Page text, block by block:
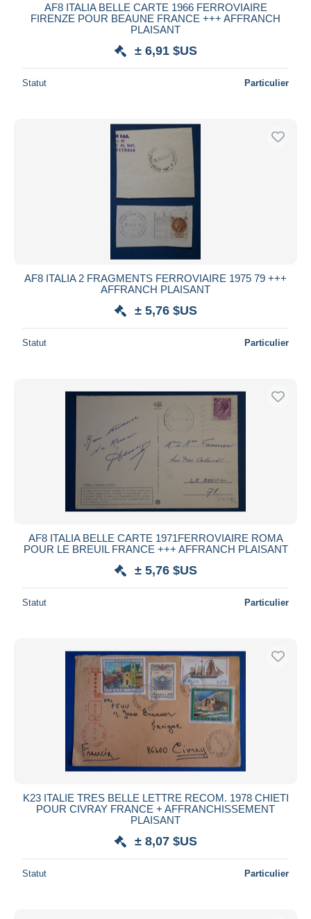
AF8 ITALIA BELLE CARTE 1966 FERROVIAIRE
FIRENZE POUR BEAUNE FRANCE +++ AFFRANCH
PLAISANT
± 6,91 $US
Statut Particulier
AF8 ITALIA 2 FRAGMENTS FERROVIAIRE 1975 79 +++
AFFRANCH PLAISANT
± 5,76 $US
Statut Particulier
AF8 ITALIA BELLE CARTE 1971FERROVIAIRE ROMA
POUR LE BREUIL FRANCE +++ AFFRANCH PLAISANT
± 5,76 $US
Statut Particulier
K23 ITALIE TRES BELLE LETTRE RECOM. 1978 CHIETI
POUR CIVRAY FRANCE + AFFRANCHISSEMENT
PLAISANT
± 8,07 $US
Statut Particulier